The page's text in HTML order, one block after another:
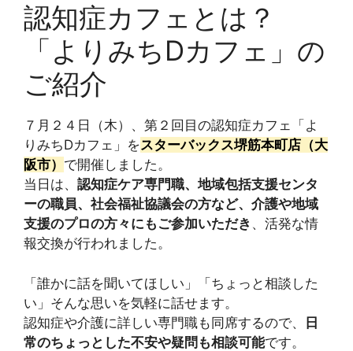
認知症カフェとは？
「よりみちDカフェ」の
ご紹介
７月２４日（木）、第２回目の認知症カフェ「よ
りみちDカフェ」をスターバックス堺筋本町店（大
阪市） で開催しました。
当日は、 認知症ケア専門職、地域包括支援センタ
ーの職員、社会福祉協議会の方など、介護や地域
支援のプロの方々にもご参加いただき 、活発な情
報交換が行われました。
「誰かに話を聞いてほしい」「ちょっと相談した
い」そんな思いを気軽に話せます。
認知症や介護に詳しい専門職も同席するので、 日
常のちょっとした不安や疑問も相談可能です。